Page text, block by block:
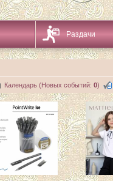
Раздачи
Календарь (Новых событий: 0)